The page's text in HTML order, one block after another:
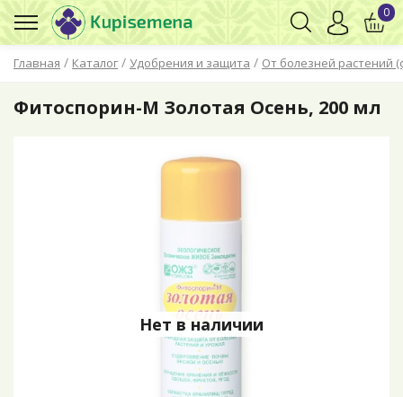
Главная / Каталог / Удобрения и защита / От болезней растений
0
Фитоспорин-М Золотая Осень, 200 мл
Нет в наличии